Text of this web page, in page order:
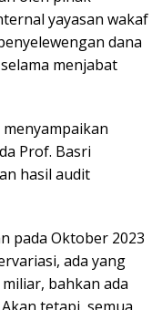
yayasan wakaf
dana
menjabat
Prof. Basri
hasil audit
pada Oktober 2023
ada yang
bahkan ada
tetapi, semua